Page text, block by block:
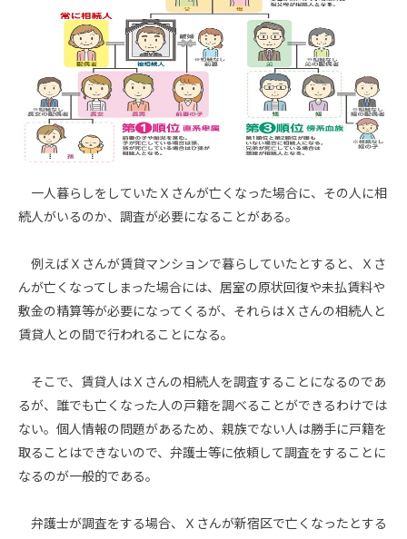
一人暮らしをしていたＸさんが亡くなった場合に、その人に相
続人がいるのか、調査が必要になることがある。
例えばＸさんが賃貸マンションで暮らしていたとすると、Ｘさ
んが亡くなってしまった場合には、居室の原状回復や未払賃料や
敷金の精算等が必要になってくるが、それらはＸさんの相続人と
賃貸人との間で行われることになる。
そこで、賃貸人はＸさんの相続人を調査することになるのであ
るが、誰でも亡くなった人の戸籍を調べることができるわけでは
ない。個人情報の問題があるため、親族でない人は勝手に戸籍を
取ることはできないので、弁護士等に依頼して調査をすることに
なるのが一般的である。
弁護士が調査をする場合、Ｘさんが新宿区で亡くなったとする